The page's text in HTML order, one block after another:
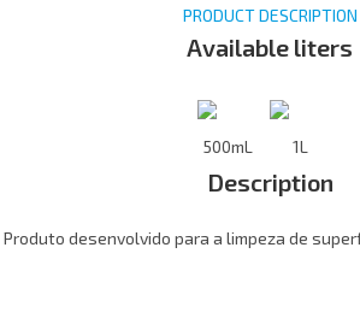
PRODUCT DESCRIPTION
Available liters
500mL 1L
Description
Produto desenvolvido para a limpeza de